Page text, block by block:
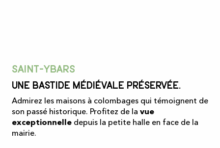
Saint-Ybars
Une bastide médiévale préservée.
Admirez les maisons à colombages qui témoignent de
son passé historique. Profitez de la vue
exceptionnelle depuis la petite halle en face de la
mairie.